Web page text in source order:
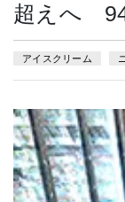
超えへ
アイスクリーム